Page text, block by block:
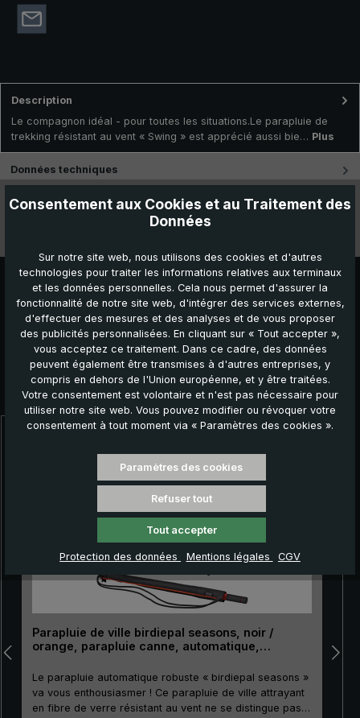
Description
Le compagnon idéal - pour toutes les situations.Le parapluie de
trekking résistant au vent « Swing » est apprécié aussi bie… Plus
Données techniques
Caractéristiques
Autres produits que vous pourriez aimer :
Parapluie de ville birdiepal seasons, noir /
orange, parapluie canne, automatique,
Le parapluie automatique robuste « birdiepal seasons »
va vous enthousiasmer ! Ce parapluie de ville attrayant
en fibre de verre résistant au vent ne se distingue pas
Consentement aux Cookies et au Traitement des
Données
Sur notre site web, nous utilisons des cookies et d'autres
technologies pour traiter les informations relatives aux terminaux
et les données personnelles. Cela nous permet d'assurer la
fonctionnalité de notre site web, d'intégrer des services externes,
d'effectuer des mesures et des analyses et de vous proposer
des publicités personnalisées. En cliquant sur « Tout accepter »,
vous acceptez ce traitement. Dans ce cadre, des données
peuvent également être transmises à d'autres entreprises, y
compris en dehors de l'Union européenne, et y être traitées.
Votre consentement est volontaire et n'est pas nécessaire pour
utiliser notre site web. Vous pouvez modifier ou révoquer votre
consentement à tout moment via « Paramètres des cookies ».
Paramètres des cookies
Refuser tout
Tout accepter
Protection des données Mentions légales CGV